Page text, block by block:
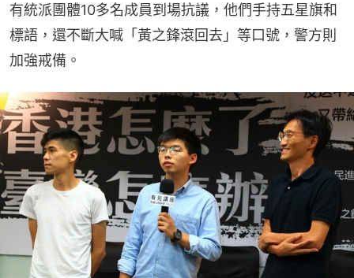
有統派團體10多名成員到場抗議，他們手持五星旗和
標語，還不斷大喊「黃之鋒滾回去」等口號，警方則
加強戒備。